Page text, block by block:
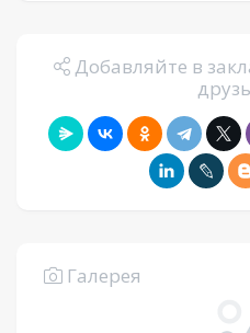
Добавляйте в
Галерея